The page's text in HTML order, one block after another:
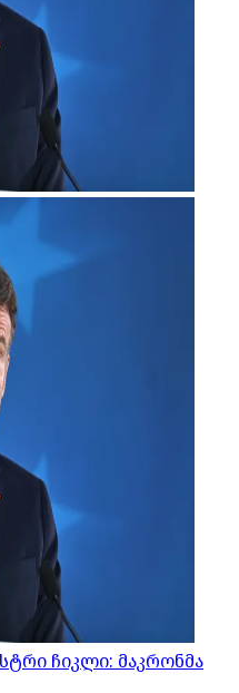
ჩიკლი: მაკრონმა